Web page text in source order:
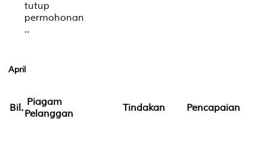
tutup
permohonan
..
April
Bil. Piagam
Pelanggan
Tindakan Pencapaian